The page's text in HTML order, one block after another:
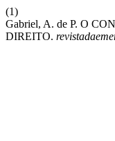
(1)
Gabriel, A. de P. O
DIREITO.